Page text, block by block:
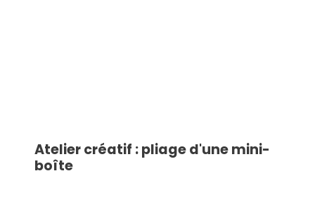
Atelier créatif : pliage d'une mini-
boîte